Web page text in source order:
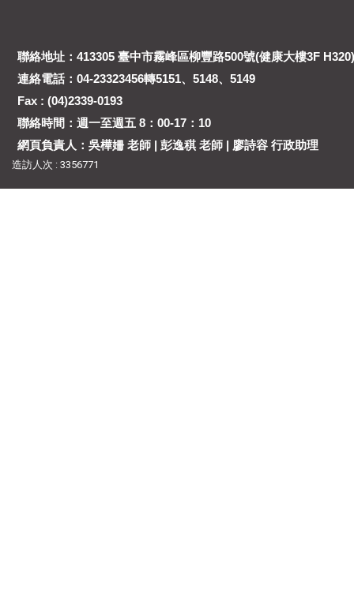
聯絡地址：413305 臺中市霧峰區柳豐路500號(健康大樓3F H320)
連絡電話：04-23323456轉5151、5148、5149
Fax : (04)2339-0193
聯絡時間：週一至週五 8：00-17：10
網頁負責人：吳樺姍 老師 | 彭逸稘 老師 | 廖詩容 行政助理
造訪人次 : 3356771